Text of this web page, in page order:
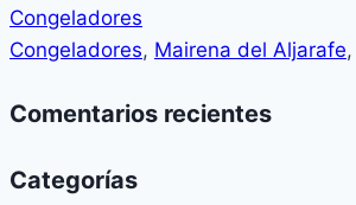
Congeladores
Congeladores, Mairena del Aljarafe,
Comentarios recientes
Categorías